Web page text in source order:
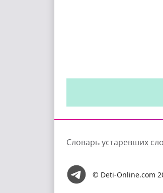
Словарь устаревших
© Deti-Online.com